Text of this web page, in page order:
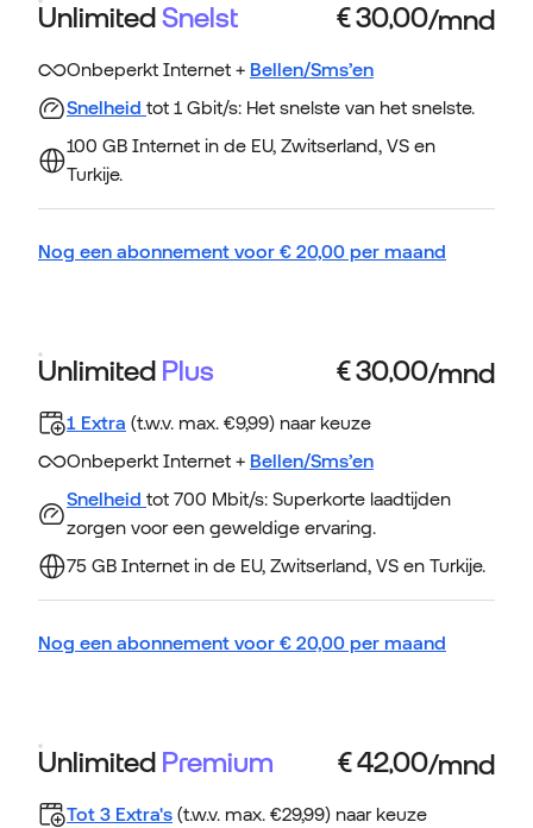
UnlimitedSnelst
Onbeperkt Internet + Bellen/Sms’en
Snelheid tot 1 Gbit/s: Het snelste van het snelste.
100 GB Internet in de EU, Zwitserland, VS en
Turkije.
Nog een abonnement voor € 20,00 per maand
Unlimited Plus
1 Extra (t.w.v. max. €9,99) naar keuze
Onbeperkt Internet + Bellen/Sms’en
Snelheid tot 700 Mbit/s: Superkorte laadtijden
zorgen voor een geweldige ervaring.
75 GB Internet in de EU, Zwitserland, VS en Turkije.
Nog een abonnement voor € 20,00 per maand
Unlimited Premium
Tot 3 Extra's (t.w.v. max. €29,99) naar keuze